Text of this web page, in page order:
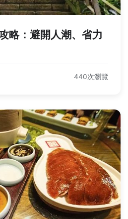
略：避開人潮、省力
440次瀏覽